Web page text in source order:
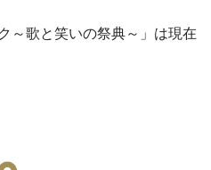
～歌と笑いの祭典～」は現在